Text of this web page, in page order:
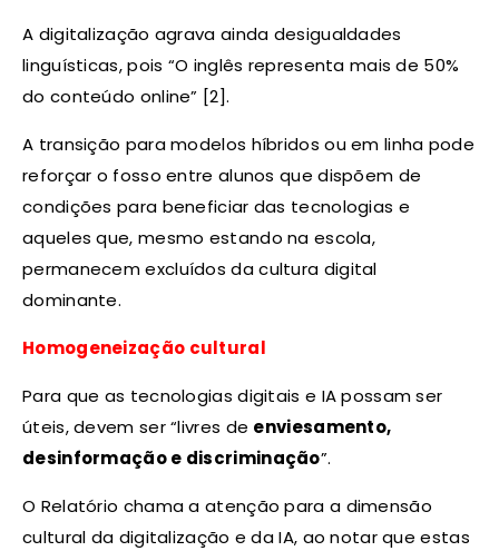
A digitalização agrava ainda desigualdades
linguísticas, pois “O inglês representa mais de 50%
do conteúdo online” [2].
A transição para modelos híbridos ou em linha pode
reforçar o fosso entre alunos que dispõem de
condições para beneficiar das tecnologias e
aqueles que, mesmo estando na escola,
permanecem excluídos da cultura digital
dominante.
Homogeneização cultural
Para que as tecnologias digitais e IA possam ser
úteis, devem ser “livres de enviesamento,
desinformação e discriminação”.
O Relatório chama a atenção para a dimensão
cultural da digitalização e da IA, ao notar que estas